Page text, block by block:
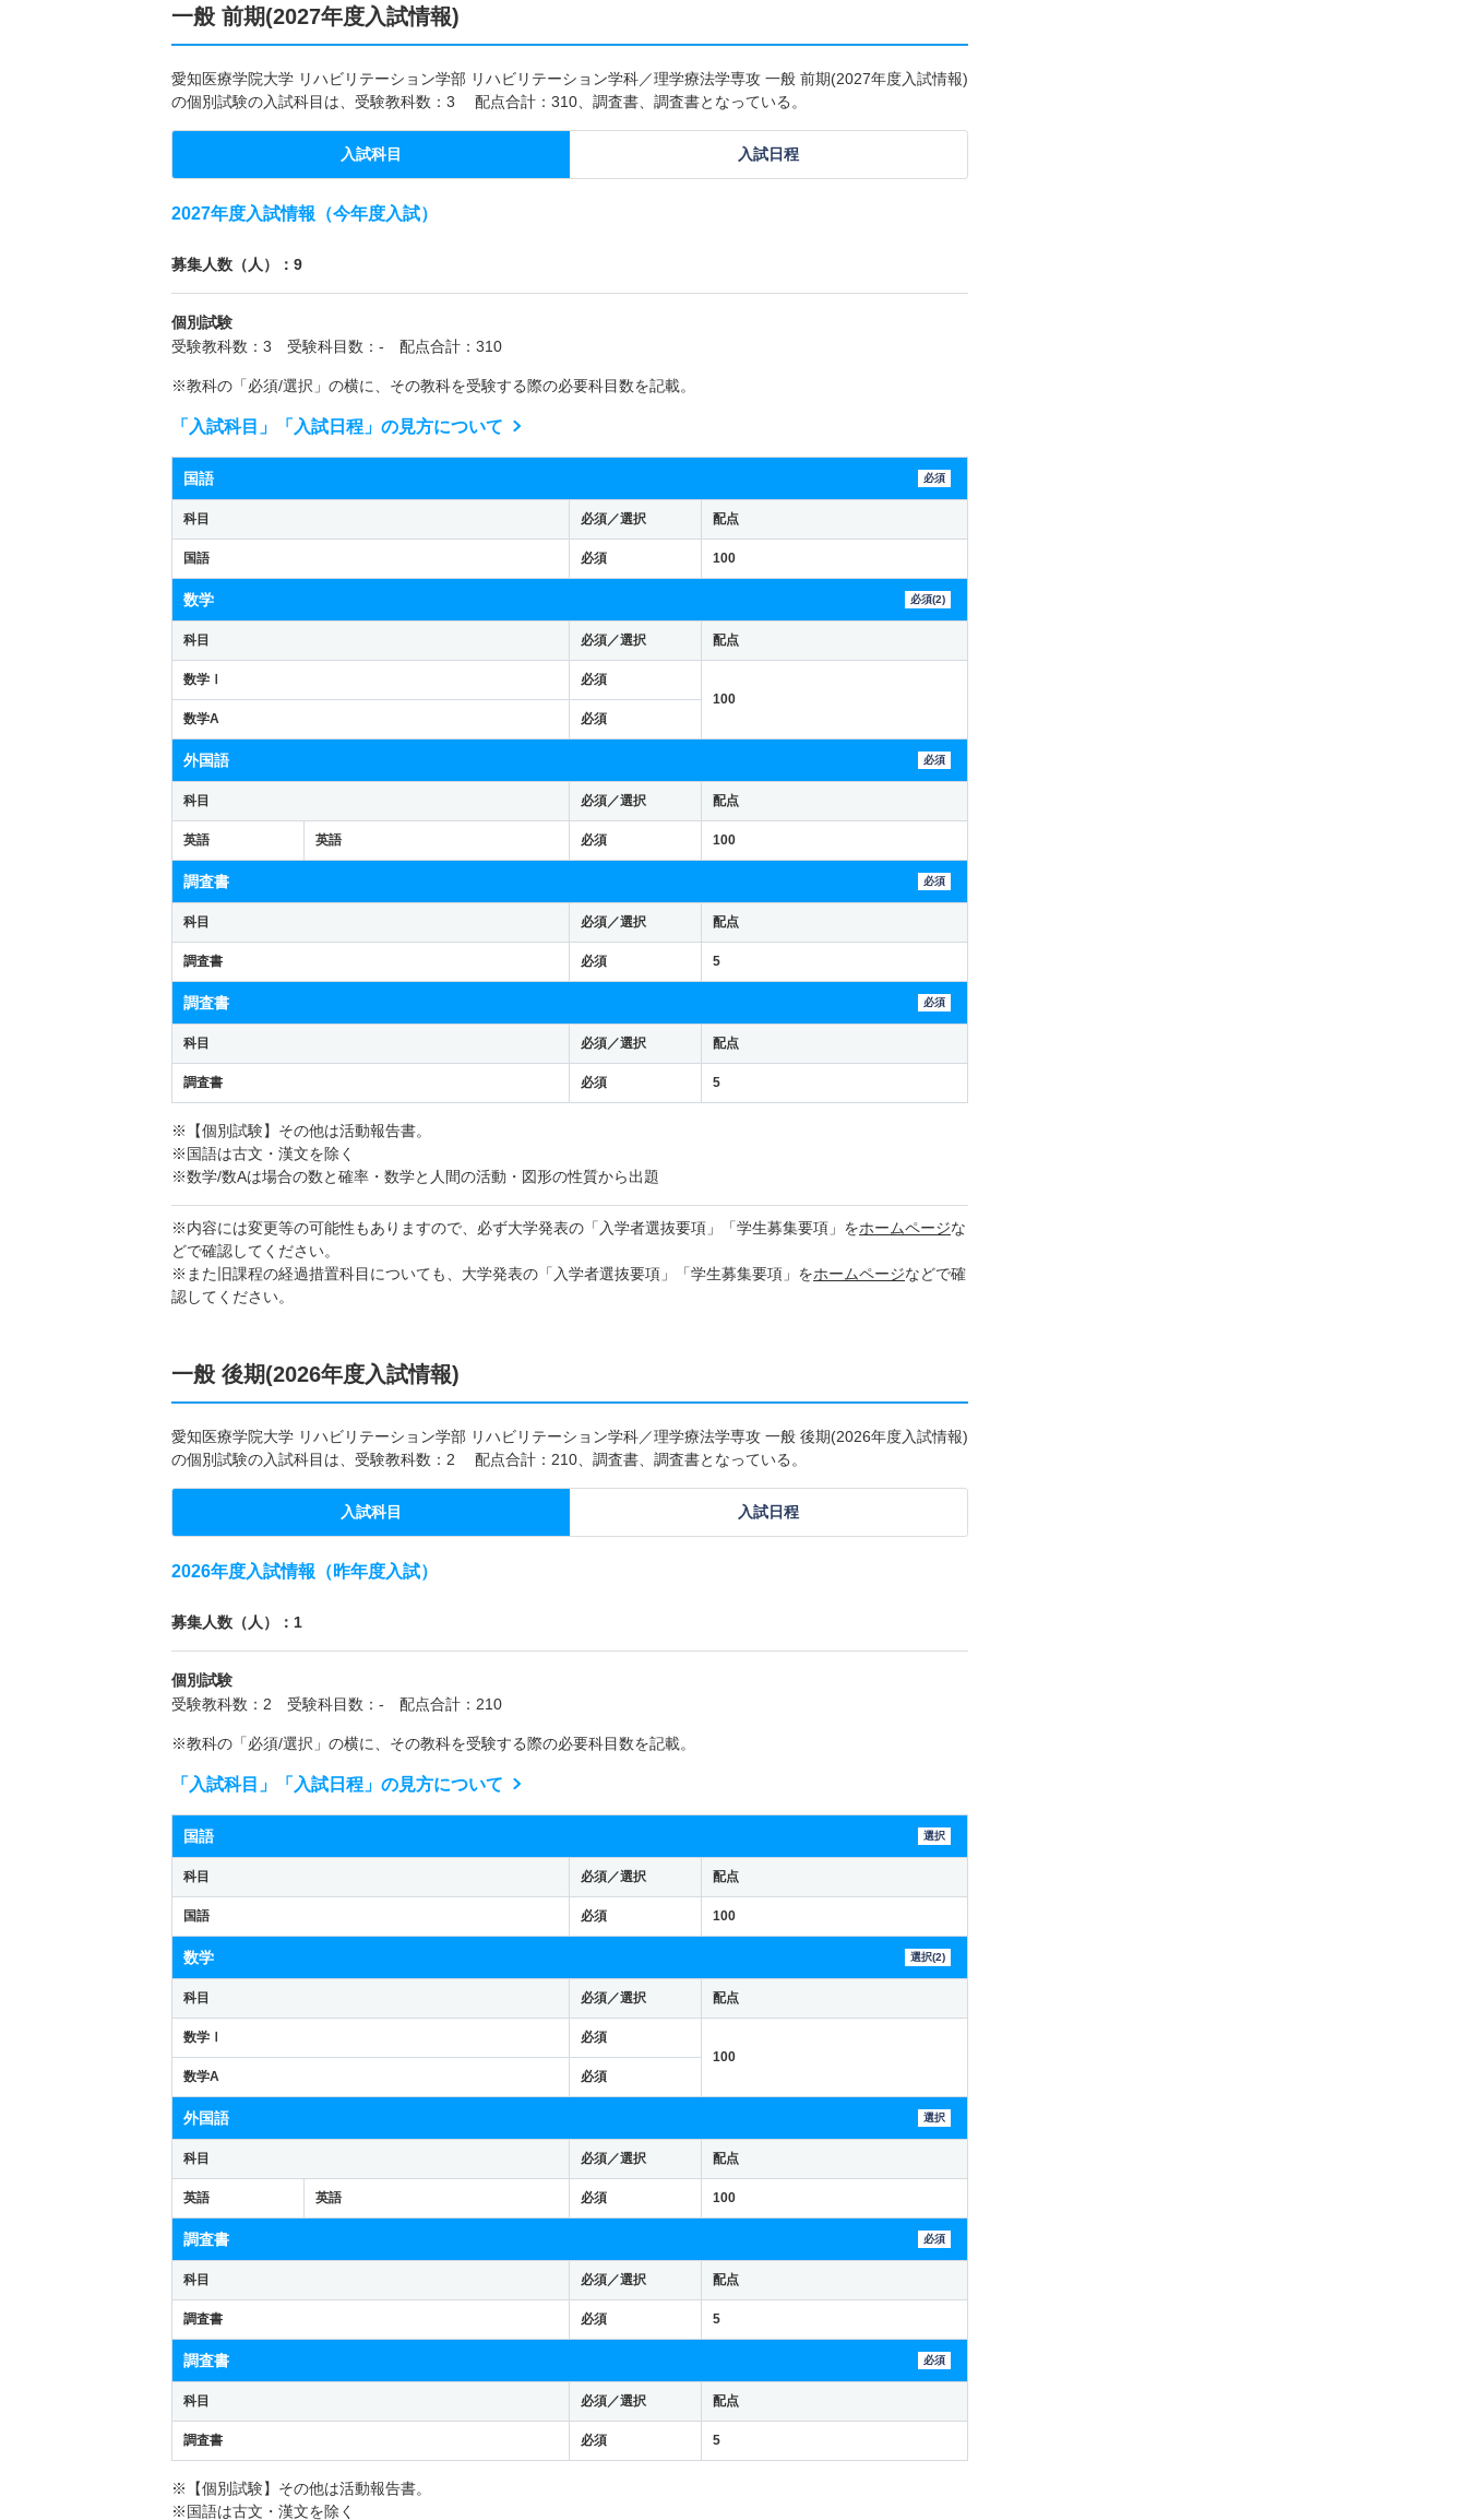
一般 前期(2027年度入試情報)
愛知医療学院大学 リハビリテーション学部 リハビリテーション学科／理学療法学専攻 一般 前期(2027年度入試情報)
の個別試験の入試科目は、受験教科数：3 配点合計：310、調査書、調査書となっている。
入試科目 入試日程
2027年度入試情報（今年度入試）
募集人数（人）：9
個別試験
受験教科数：3 受験科目数：- 配点合計：310
※教科の「必須/選択」の横に、その教科を受験する際の必要科目数を記載。
「入試科目」「入試日程」の見方について
国語 必須
科目 必須／選択 配点
国語 必須 100
数学 必須(2)
科目 必須／選択 配点
数学Ⅰ
必須
100
数学A
必須
外国語 必須
科目 必須／選択 配点
英語 英語 必須 100
調査書 必須
科目 必須／選択 配点
調査書 必須 5
調査書 必須
科目 必須／選択 配点
調査書 必須 5
※【個別試験】その他は活動報告書。
※国語は古文・漢文を除く
※数学/数Aは場合の数と確率・数学と人間の活動・図形の性質から出題
※内容には変更等の可能性もありますので、必ず大学発表の「入学者選抜要項」「学生募集要項」をホームページな
どで確認してください。
※また旧課程の経過措置科目についても、大学発表の「入学者選抜要項」「学生募集要項」をホームページなどで確
認してください。
一般 後期(2026年度入試情報)
愛知医療学院大学 リハビリテーション学部 リハビリテーション学科／理学療法学専攻 一般 後期(2026年度入試情報)
の個別試験の入試科目は、受験教科数：2 配点合計：210、調査書、調査書となっている。
入試科目 入試日程
2026年度入試情報（昨年度入試）
募集人数（人）：1
個別試験
受験教科数：2 受験科目数：- 配点合計：210
※教科の「必須/選択」の横に、その教科を受験する際の必要科目数を記載。
「入試科目」「入試日程」の見方について
国語 選択
科目 必須／選択 配点
国語 必須 100
数学 選択(2)
科目 必須／選択 配点
数学Ⅰ
必須
100
数学A
必須
外国語 選択
科目 必須／選択 配点
英語 英語 必須 100
調査書 必須
科目 必須／選択 配点
調査書 必須 5
調査書 必須
科目 必須／選択 配点
調査書 必須 5
※【個別試験】その他は活動報告書。
※国語は古文・漢文を除く